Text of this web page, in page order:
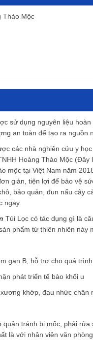
Thảo Mộc
sử dụng nguyên liệu
an toàn để tạo ra nguồn
các nhà nghiên cứu y
Hoàng Thảo Mộc (Đây
mộc tại Việt Nam năm
giản, tiện lợi để bảo vệ
bảo quản, đun nấu cây
ngay.
Túi Lọc có tác dụng gì là
phẩm từ thiên nhiên này
gan B, hỗ trợ cho quá
phát triển tế bào khối u
khớp, đau nhức chân
tránh bị mốc, phải
là với nhân viên văn